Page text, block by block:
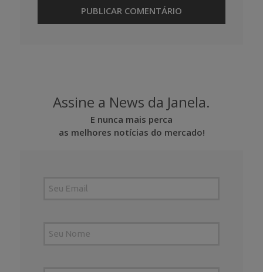
Assine a News da Janela.
E nunca mais perca
as melhores notícias do mercado!